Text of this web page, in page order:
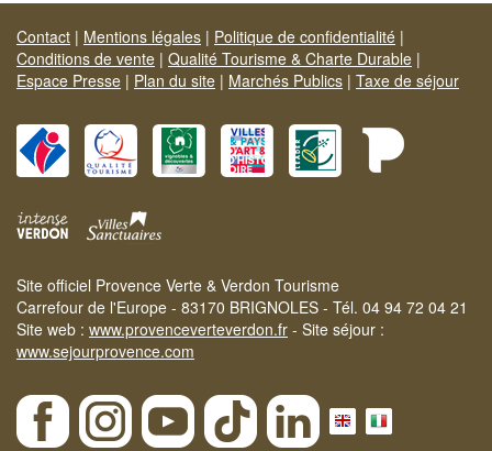
Contact | Mentions légales | Politique de confidentialité |
Conditions de vente | Qualité Tourisme & Charte Durable |
Espace Presse | Plan du site | Marchés Publics | Taxe de séjour
Site officiel Provence Verte & Verdon Tourisme
Carrefour de l'Europe - 83170 BRIGNOLES - Tél. 04 94 72 04 21
Site web : www.provenceverteverdon.fr - Site séjour :
www.sejourprovence.com